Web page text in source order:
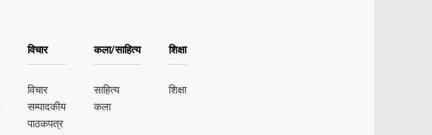
विचार
विचार
सम्पादकीय
पाठकपत्र
कला/साहित्य
साहित्य
कला
शिक्षा
शिक्षा